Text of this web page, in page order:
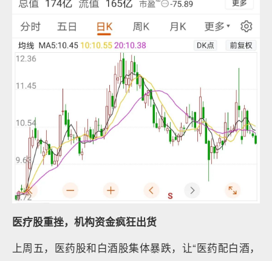
医疗股重挫，机构资金疯狂出货
上周五，医药股和白酒股集体暴跌，让“医药配白酒，